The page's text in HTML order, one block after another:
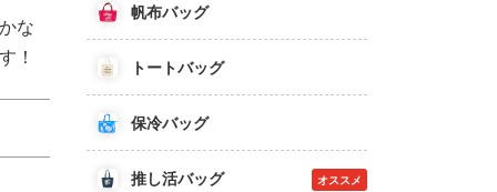
な
！
帆布バッグ
トートバッグ
保冷バッグ
推し活バッグ オススメ